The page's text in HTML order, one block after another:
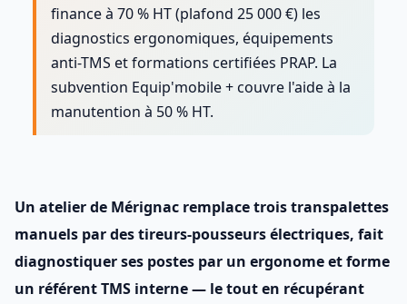
finance à 70 % HT (plafond 25 000 €) les
diagnostics ergonomiques, équipements
anti-TMS et formations certifiées PRAP. La
subvention Equip'mobile + couvre l'aide à la
manutention à 50 % HT.
Un atelier de Mérignac remplace trois transpalettes
manuels par des tireurs-pousseurs électriques, fait
diagnostiquer ses postes par un ergonome et forme
un référent TMS interne — le tout en récupérant